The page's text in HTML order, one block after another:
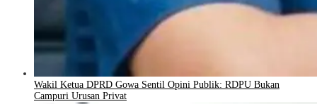
Wakil Ketua DPRD Gowa Sentil Opini Publik: RDPU Bukan
Campuri Urusan Privat